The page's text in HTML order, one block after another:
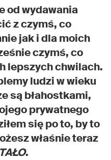
od wydawania
z czymś, co
jak i dla moich
czymś, co
lepszych chwilach.
ludzi w wieku
są błahostkami,
prywatnego
się po to, by to
właśnie teraz
.